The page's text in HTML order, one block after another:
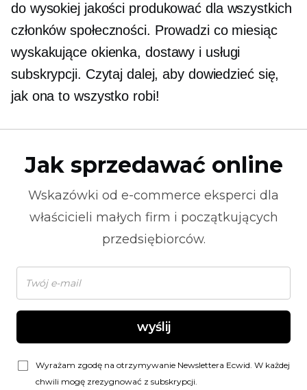
do wysokiej jakości produkować dla wszystkich
członków społeczności. Prowadzi co miesiąc
wyskakujące okienka, dostawy i usługi
subskrypcji. Czytaj dalej, aby dowiedzieć się,
jak ona to wszystko robi!
Jak sprzedawać online
Wskazówki od e-commerce eksperci dla
właścicieli małych firm i początkujących
przedsiębiorców.
wyślij
Wyrażam zgodę na otrzymywanie Newslettera Ecwid. W każdej
chwili mogę zrezygnować z subskrypcji.